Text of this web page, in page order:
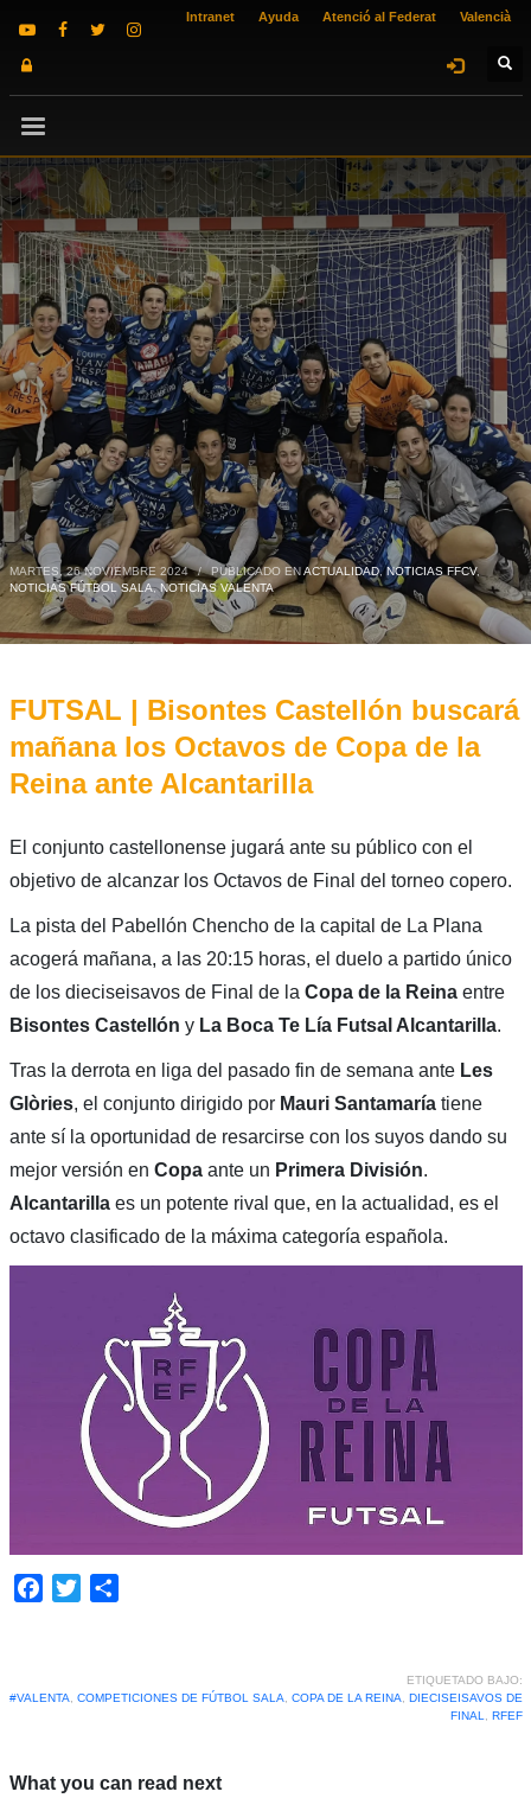
Intranet Ayuda Atenció al Federat Valencià
MARTES, 26 NOVIEMBRE 2024 / PUBLICADO EN ACTUALIDAD,NOTICIAS FFCV,
NOTICIAS FÚTBOL SALA,NOTICIAS VALENTA
FUTSAL | Bisontes Castellón buscará
mañana los Octavos de Copa de la
Reina ante Alcantarilla
El conjunto castellonense jugará ante su público con el
objetivo de alcanzar los Octavos de Final del torneo copero.
La pista del Pabellón Chencho de la capital de La Plana
acogerá mañana, a las 20:15 horas, el duelo a partido único
de los dieciseisavos de Final de la Copa de la Reinaentre
Bisontes Castellón y La Boca Te Lía Futsal Alcantarilla.
Tras la derrota en liga del pasado fin de semana ante Les
Glòries, el conjunto dirigido por Mauri Santamaríatiene
ante sí la oportunidad de resarcirse con los suyos dando su
mejor versión en Copa ante un Primera División.
Alcantarilla es un potente rival que, en la actualidad, es el
octavo clasificado de la máxima categoría española.
Facebook
Twitter
ETIQUETADO BAJO:
#VALENTA
COMPETICIONES DE FÚTBOL SALA COPA DE LA REINA
DIECISEISAVOS DE
FINAL
RFEF
What you can read next